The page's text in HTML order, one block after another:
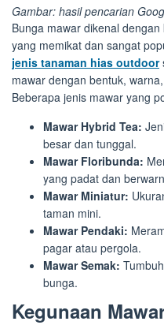
Gambar: hasil pencarian
Bunga mawar dikenal
yang memikat dan sangat
jenis tanaman hias outdoor
mawar dengan bentuk,
Beberapa jenis mawar yang
Mawar Hybrid Tea:
besar dan tunggal.
Mawar Floribunda:
yang padat dan
Mawar Miniatur:
taman mini.
Mawar Pendaki:
pagar atau pergola.
Mawar Semak:
bunga.
Kegunaan